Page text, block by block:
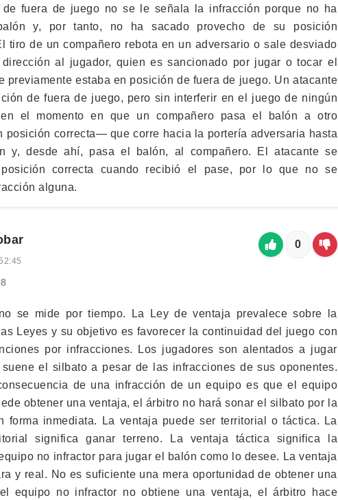
fuera de juego no se le señala la infracción porque no ha
y, por tanto, no ha sacado provecho de su posición
tiro de un compañero rebota en un adversario o sale desviado
al jugador, quien es sancionado por jugar o tocar el
previamente estaba en posición de fuera de juego. Un atacante
de fuera de juego, pero sin interferir en el juego de ningún
en el momento en que un compañero pasa el balón a otro
posición correcta— que corre hacia la portería adversaria hasta
y, desde ahí, pasa el balón, al compañero. El atacante se
correcta cuando recibió el pase, por lo que no se
alguna.
0
se mide por tiempo. La Ley de ventaja prevalece sobre la
Leyes y su objetivo es favorecer la continuidad del juego con
por infracciones. Los jugadores son alentados a jugar
suene el silbato a pesar de las infracciones de sus oponentes.
de una infracción de un equipo es que el equipo
obtener una ventaja, el árbitro no hará sonar el silbato por la
forma inmediata. La ventaja puede ser territorial o táctica. La
significa ganar terreno. La ventaja táctica significa la
no infractor para jugar el balón como lo desee. La ventaja
y real. No es suficiente una mera oportunidad de obtener una
equipo no infractor no obtiene una ventaja, el árbitro hace